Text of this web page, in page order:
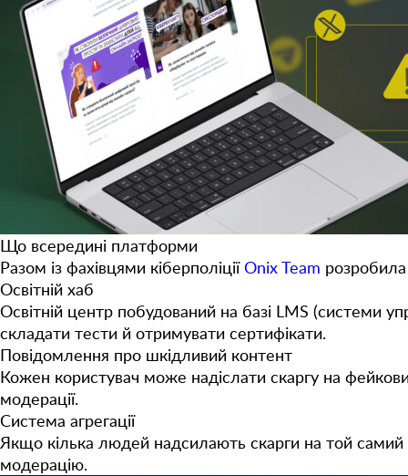
Що всередині платформи
Разом із фахівцями кіберполіціїOnix Team
Освітній хаб
Освітній центр побудований на базі LMS (системи
складати тести й отримувати сертифікати.
Повідомлення про шкідливий контент
Кожен користувач може надіслати скаргу на
модерації.
Система агрегації
Якщо кілька людей надсилають скарги на той
модерацію.